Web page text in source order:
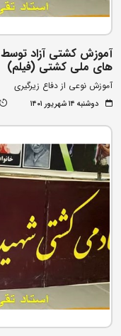
آموزش کشتی آزاد توسط
های ملی کشتی (فیلم)
آموزش نوعی از دفاع زیرگیری
دوشنبه ۱۴ شهریور ۱۴۰۱